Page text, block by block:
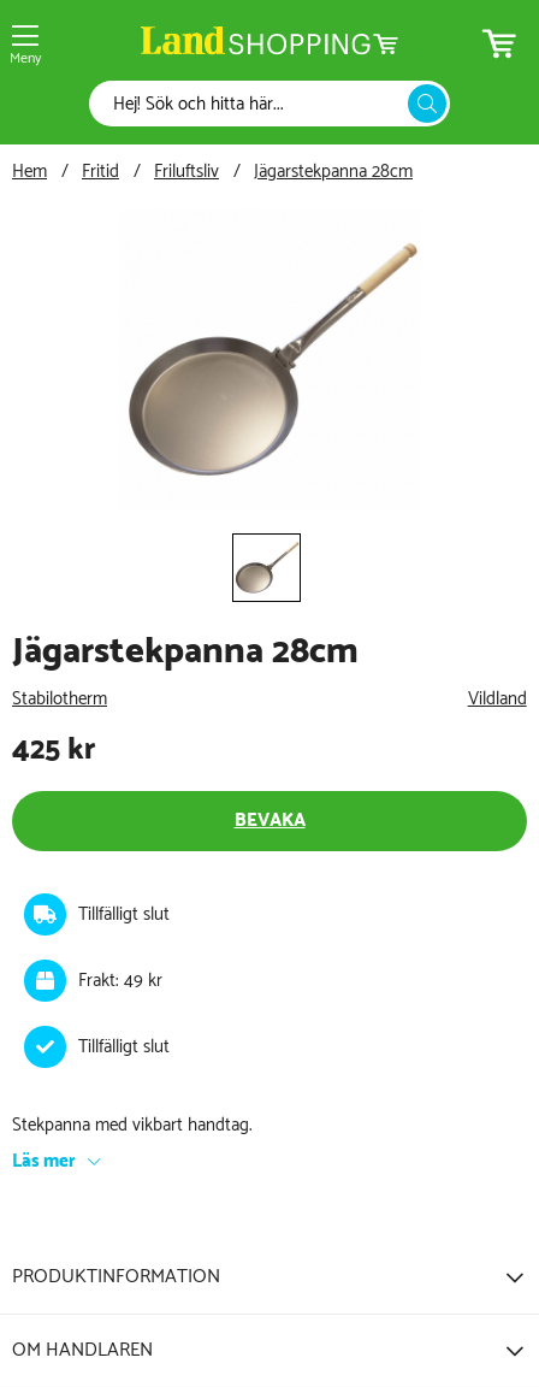
Meny
Hem Fritid Friluftsliv Jägarstekpanna 28cm
Jägarstekpanna 28cm
Stabilotherm Vildland
425kr
BEVAKA
Tillfälligt slut
Frakt: 49 kr
Stekpanna med vikbart handtag.
Läs mer
PRODUKTINFORMATION
OM HANDLAREN